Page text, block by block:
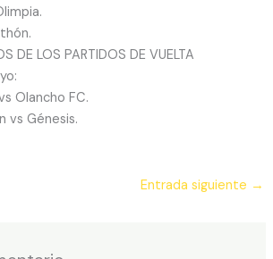
DE LOS PARTIDOS DE VUELTA
Olancho FC.
vs Génesis.
Entrada siguiente →